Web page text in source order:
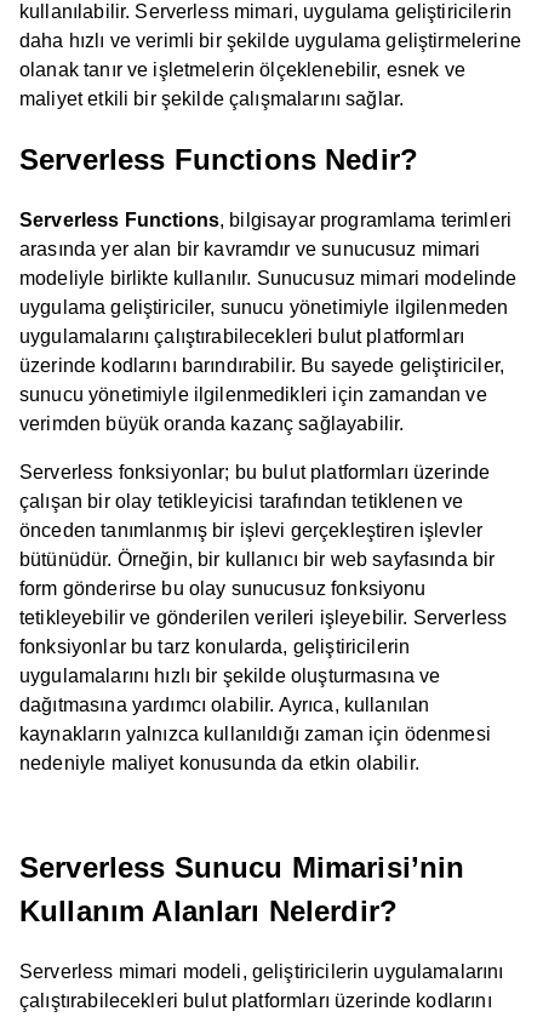
kullanılabilir. Serverless mimari, uygulama geliştiricilerin
daha hızlı ve verimli bir şekilde uygulama geliştirmelerine
olanak tanır ve işletmelerin ölçeklenebilir, esnek ve
maliyet etkili bir şekilde çalışmalarını sağlar.
Serverless Functions Nedir?
Serverless Functions, bilgisayar programlama terimleri
arasında yer alan bir kavramdır ve sunucusuz mimari
modeliyle birlikte kullanılır. Sunucusuz mimari modelinde
uygulama geliştiriciler, sunucu yönetimiyle ilgilenmeden
uygulamalarını çalıştırabilecekleri bulut platformları
üzerinde kodlarını barındırabilir. Bu sayede geliştiriciler,
sunucu yönetimiyle ilgilenmedikleri için zamandan ve
verimden büyük oranda kazanç sağlayabilir.
Serverless fonksiyonlar; bu bulut platformları üzerinde
çalışan bir olay tetikleyicisi tarafından tetiklenen ve
önceden tanımlanmış bir işlevi gerçekleştiren işlevler
bütünüdür. Örneğin, bir kullanıcı bir web sayfasında bir
form gönderirse bu olay sunucusuz fonksiyonu
tetikleyebilir ve gönderilen verileri işleyebilir. Serverless
fonksiyonlar bu tarz konularda, geliştiricilerin
uygulamalarını hızlı bir şekilde oluşturmasına ve
dağıtmasına yardımcı olabilir. Ayrıca, kullanılan
kaynakların yalnızca kullanıldığı zaman için ödenmesi
nedeniyle maliyet konusunda da etkin olabilir.
Serverless Sunucu Mimarisi’nin
Kullanım Alanları Nelerdir?
Serverless mimari modeli, geliştiricilerin uygulamalarını
çalıştırabilecekleri bulut platformları üzerinde kodlarını